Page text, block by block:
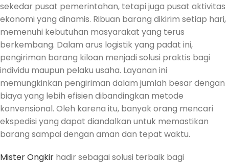
sekedar pusat pemerintahan, tetapi juga pusat aktivitas
ekonomi yang dinamis. Ribuan barang dikirim setiap hari,
memenuhi kebutuhan masyarakat yang terus
berkembang. Dalam arus logistik yang padat ini,
pengiriman barang kiloan menjadi solusi praktis bagi
individu maupun pelaku usaha. Layanan ini
memungkinkan pengiriman dalam jumlah besar dengan
biaya yang lebih efisien dibandingkan metode
konvensional. Oleh karena itu, banyak orang mencari
ekspedisi yang dapat diandalkan untuk memastikan
barang sampai dengan aman dan tepat waktu.
Mister Ongkir hadir sebagai solusi terbaik bagi